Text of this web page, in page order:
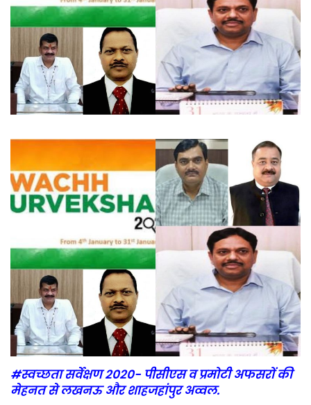
#स्वच्छता सर्वेक्षण 2020- पीसीएस व प्रमोटी अफसरों की
मेहनत से लखनऊ और शाहजहांपुर अव्वल.